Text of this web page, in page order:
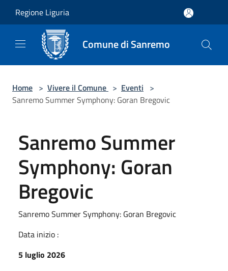
Regione Liguria
Comune di Sanremo
Home > Vivere il Comune > Eventi >
Sanremo Summer Symphony: Goran Bregovic
Sanremo Summer
Symphony: Goran
Bregovic
Sanremo Summer Symphony: Goran Bregovic
Data inizio :
5 luglio 2026